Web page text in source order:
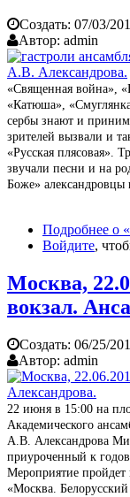
Создать: 07/03/
Автор: admin
«Священная война»,
«Катюша»,
сербы знают и
зрителей вызвали и
«Русская плясовая».
звучали песни и на
Боже» александ­ровцы
Подробнее о
Войдите,
Москва,
вокзал.
Создать: 06/25/
Автор: admin
22 июня в 15:00 на
Академического
А.В. Александрова
приуроченный к
Мероприятие пройдет
«Москва.